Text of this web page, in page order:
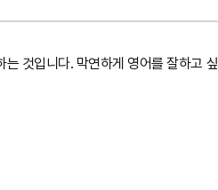
는 것입니다. 막연하게 영어를 잘하고 싶